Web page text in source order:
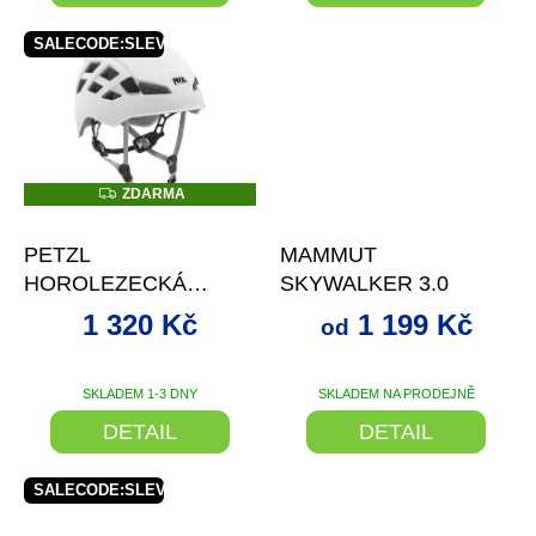
SALECODE:SLEVAX5:5:%
Z
D
A
ZDARMA
PETZL
HOROLEZECKÁ
PŘILBA PETZL
BOREO BARVA
SKLADEM 1-3 DNY
1 320 Kč
DETAIL
MAMMUT
SKYWALKER 3.0
SKLADEM NA PRODEJNĚ
od 1 199 Kč
DETAIL
SALECODE:SLEVAX5:5:%